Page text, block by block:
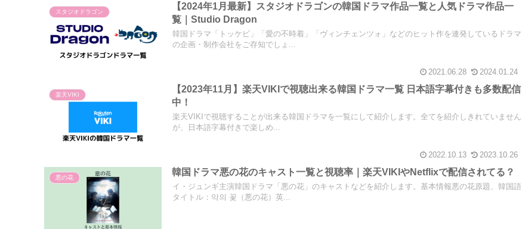
スタジオドラゴン
【2024年1月最新】スタジオドラゴンの韓国ドラマ作品一覧と人気ドラマ作品一
覧｜Studio Dragon
韓国ドラマ「トッケビ」「愛の不時着」「ヴィンチェンツォ」などのヒット作を連発しているドラマ
の企画・制作会社をご存知でしょ...
2021.06.28 2024.01.24
楽天VIKI
【2023年11月】楽天VIKIで視聴出来る韓国ドラマ一覧 日本語字幕付きも多数配信
中！
楽天VIKIで視聴することが出来る韓国ドラマを一覧にして紹介します。全てを紹介しきれていません
が、日本語字幕付きで楽しめ...
2022.10.13 2023.10.26
悪の花
韓国ドラマ悪の花のキャスト一覧と視聴率｜楽天VIKIやNetflixで配信されてる？
イ・ジュンギ主演韓国ドラマ「悪の花」のキャストなどを紹介します。基本情報悪の花原題、韓国語
タイトル：악의 꽃（悪の花）英...